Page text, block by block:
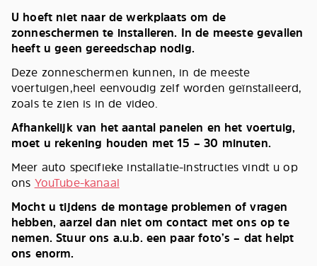
U hoeft niet naar de werkplaats om de
zonneschermen te installeren. In de meeste gevallen
heeft u geen gereedschap nodig.
Deze zonneschermen kunnen, in de meeste
voertuigen,heel eenvoudig zelf worden geïnstalleerd,
zoals te zien is in de video.
Afhankelijk van het aantal panelen en het voertuig,
moet u rekening houden met 15 – 30 minuten.
Meer auto specifieke installatie-instructies vindt u op
ons YouTube-kanaal
Mocht u tijdens de montage problemen of vragen
hebben, aarzel dan niet om contact met ons op te
nemen. Stuur ons a.u.b. een paar foto’s – dat helpt
ons enorm.